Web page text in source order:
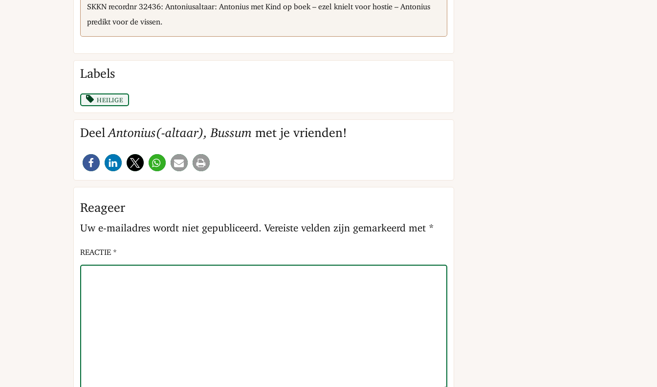
SKKN recordnr 32436: Antoniusaltaar: Antonius met Kind op boek – ezel knielt voor hostie – Antonius
predikt voor de vissen.
Labels
heilige
DeelAntonius(-altaar), Bussum met je vrienden!
Reageer
Uw e-mailadres wordt niet gepubliceerd. Vereiste velden zijn gemarkeerd met *
REACTIE *